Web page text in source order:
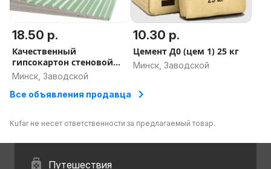
18.50 р.
Качественный
гипсокартон стеновой
влагостойкий
2500*1200*12,5
Минск, Заводской
10.30 р.
Цемент Д0 (цем 1) 25 кг
Минск, Заводской
Все объявления продавца
Kufar не несет ответственности за предлагаемый товар.
Путешествия